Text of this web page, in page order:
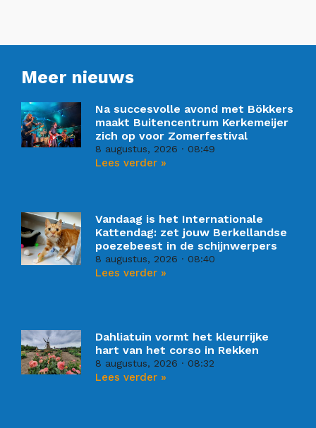
Meer nieuws
Na succesvolle avond met Bökkers
maakt Buitencentrum Kerkemeijer
zich op voor Zomerfestival
8 augustus, 2026 08:49
Lees verder »
Vandaag is het Internationale
Kattendag: zet jouw Berkellandse
poezebeest in de schijnwerpers
8 augustus, 2026 08:40
Lees verder »
Dahliatuin vormt het kleurrijke
hart van het corso in Rekken
8 augustus, 2026 08:32
Lees verder »